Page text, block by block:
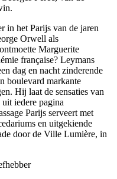
in het Parijs van de jaren
Orwell als
Marguerite
française? Leymans
dag en nacht zinderende
boulevard markante
Hij laat de sensaties van
iedere pagina
Parijs serveert met
en uitgekiende
door de Ville Lumière, in